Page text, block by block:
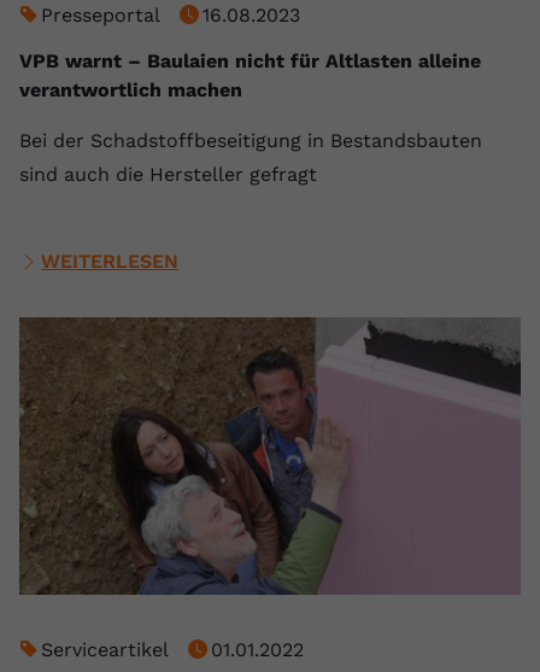
Presseportal
16.08.2023
VPB warnt – Baulaien nicht für Altlasten alleine
verantwortlich machen
Bei der Schadstoffbeseitigung in Bestandsbauten
sind auch die Hersteller gefragt
WEITERLESEN
Serviceartikel
01.01.2022